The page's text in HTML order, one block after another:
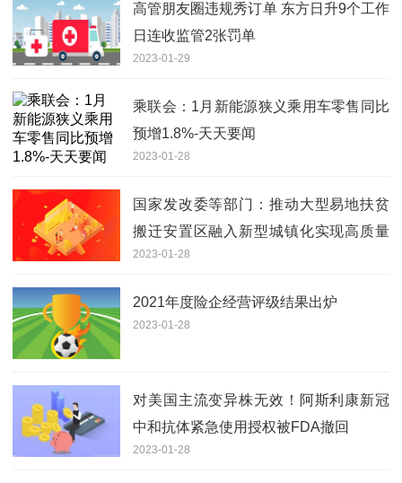
高管朋友圈违规秀订单 东方日升9个工作
日连收监管2张罚单
2023-01-29
乘联会：1月新能源狭义乘用车零售同比
预增1.8%-天天要闻
2023-01-28
国家发改委等部门：推动大型易地扶贫
搬迁安置区融入新型城镇化实现高质量
发展
2023-01-28
2021年度险企经营评级结果出炉
2023-01-28
对美国主流变异株无效！阿斯利康新冠
中和抗体紧急使用授权被FDA撤回
2023-01-28